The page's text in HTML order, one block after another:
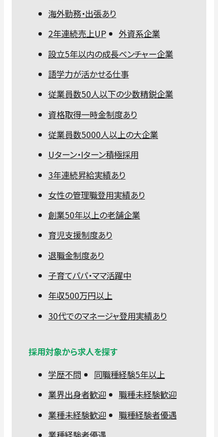
海外勤務・出張あり
2年連続売上UP
外資系企業
設立5年以内の成長ベンチャー企業
語学力が活かせる仕事
従業員数50人以下の少数精鋭企業
資格取得一時金制度あり
従業員数5000人以上の大企業
Uターン・Iターン積極採用
3年連続昇給実績あり
女性の管理職登用実績あり
創業50年以上の老舗企業
育児支援制度あり
退職金制度あり
子育てパパ・ママ活躍中
年収500万円以上
30代でのマネージャ登用実績あり
採用対象から求人を探す
学歴不問
同職種経験5年以上
業界出身者歓迎
職種未経験歓迎
業種未経験歓迎
職種経験者優遇